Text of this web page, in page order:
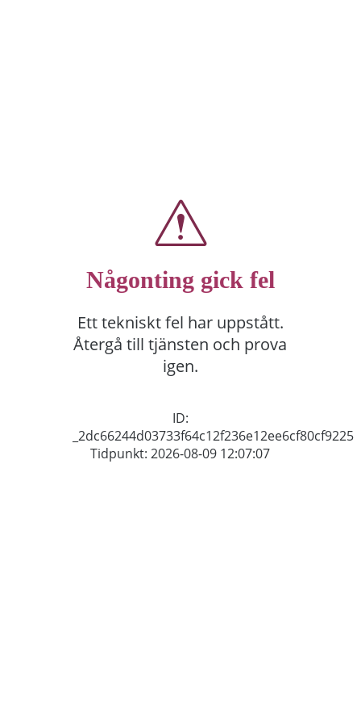
Någonting gick fel
Ett tekniskt fel har uppstått.
Återgå till tjänsten och prova
igen.
ID:
_2dc66244d03733f64c12f236e12ee6cf80cf9225
Tidpunkt: 2026-08-09 12:07:07